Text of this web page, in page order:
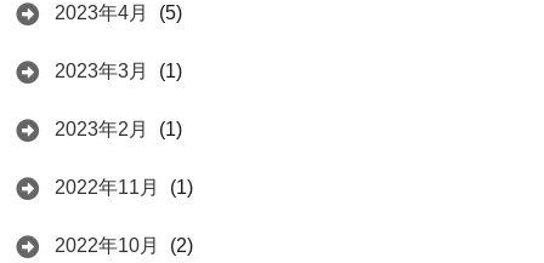
2023年4月 (5)
2023年3月 (1)
2023年2月 (1)
2022年11月 (1)
2022年10月 (2)